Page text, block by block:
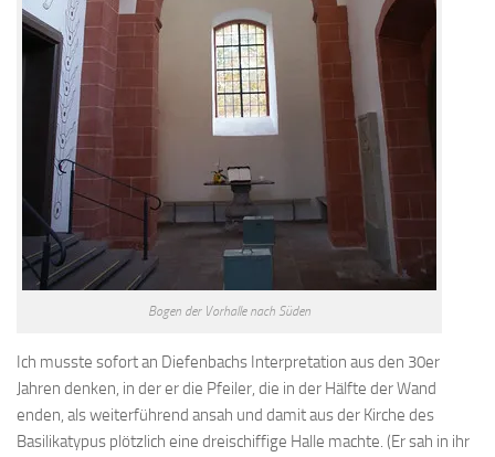
Bogen der Vorhalle nach Süden
Ich musste sofort an Diefenbachs Interpretation aus den 30er
Jahren denken, in der er die Pfeiler, die in der Hälfte der Wand
enden, als weiterführend ansah und damit aus der Kirche des
Basilikatypus plötzlich eine dreischiffige Halle machte. (Er sah in ihr